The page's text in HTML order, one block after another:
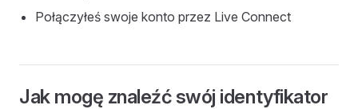
Połączyłeś swoje konto przez Live Connect
Jak mogę znaleźć swój identyfikator